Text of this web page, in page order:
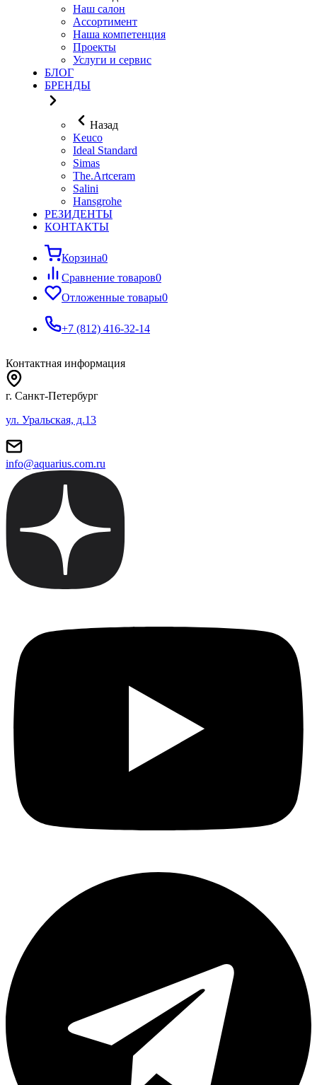
Наш салон
Ассортимент
Наша компетенция
Проекты
Услуги и сервис
БЛОГ
БРЕНДЫ
Назад
Keuco
Ideal Standard
Simas
The.Artceram
Salini
Hansgrohe
РЕЗИДЕНТЫ
КОНТАКТЫ
Корзина0
Сравнение товаров0
Отложенные товары0
+7 (812) 416-32-14
Контактная информация
г. Санкт-Петербург
ул. Уральская, д.13
info@aquarius.com.ru